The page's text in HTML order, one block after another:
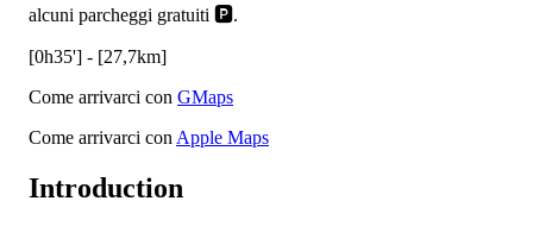
alcuni parcheggi gratuiti 🅿️.
[0h35'] - [27,7km]
Come arrivarci con GMaps
Come arrivarci con Apple Maps
Introduction